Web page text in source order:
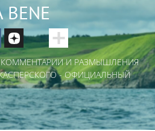
BENE
КОММЕНТАРИИ И РАЗМЫШЛЕНИЯ
- ОФИЦИАЛЬНЫЙ